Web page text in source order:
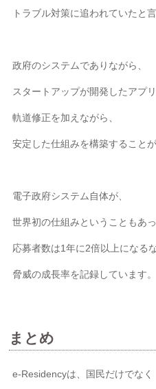
トラブル対策に追われていたと言
政府のシステムでありながら、
スタートアップが開発したアプ
軌道修正を加えながら、
安定した仕組みを構築することが
電子政府システム自体が、
世界初の仕組みということもあっ
応募者数は1年に2倍以上になる
脅威の成長率を記録しています。
まとめ
e-Residencyは、国民だけでなく